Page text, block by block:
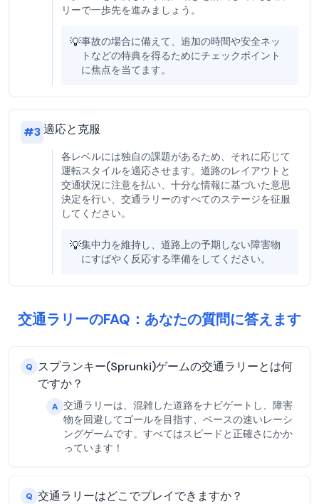
リーで一歩先を進みましょう。
💡事故の場合に備えて、追加の時間や安全ネッ
トなどの特典を得るためにチェックポイント
に焦点を当てます。
#3適応と克服
各レベルには独自の課題があるため、それに応じて
運転スタイルを適応させます。道路のレイアウトと
交通状況に注意を払い、十分な情報に基づいた意思
決定を行い、交通ラリーのすべてのステージを征服
してください。
💡集中力を維持し、道路上の予期しない障害物
にすばやく反応する準備をしてください。
交通ラリーのFAQ：あなたの質問に答えます
Q スプランキー(Sprunki)ゲームの交通ラリーとは何
ですか？
A 交通ラリーは、混雑した道路をナビゲートし、障害
物を回避してゴールを目指す、ペースの速いレーシ
ングゲームです。すべてはスピードと正確さにかか
っています！
Q 交通ラリーはどこでプレイできますか？